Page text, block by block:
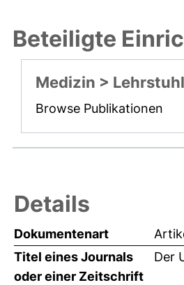
Beteiligte
Medizin >
Browse Publikationen
Details
Dokumentenart
Titel eines Journals
oder einer Zeitschrift
Der